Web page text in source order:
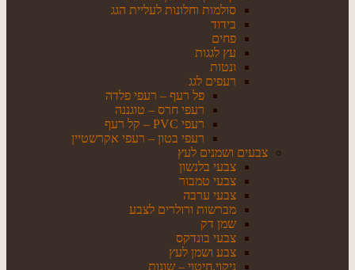
סולמות וחלונות לעליית הגג
בידוד
פחים
עץ לגגות
ונטות
רעפים לגג
פל רעף – רעפי פלדה
רעפי חרס – טוגננה
רעפי PVC – קל רעף
רעפי בטון – רעפי אקרשטיין
צבעים ושמנים לעץ
צבעי בלנשון
צבעי טמבור
צבעי ערבה
מברשות ורולרים לצבע
שמן דק
צבעי בונדקס
צבע ושמן לעץ
ניקוי,חיטוי – שונות